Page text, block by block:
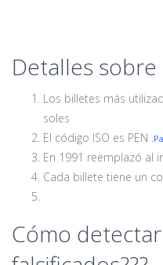
Detalles
Los billetes más
soles
El código ISO es PEN
En 1991 reemplazó al
Cada billete tiene un
Cómo